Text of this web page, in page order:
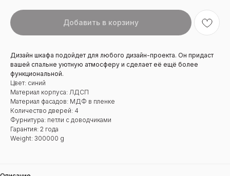
Добавить в корзину
Дизайн шкафа подойдет для любого дизайн-проекта. Он придаст
вашей спальне уютную атмосферу и сделает её ещё более
функциональной.
Цвет: синий
Материал корпуса: ЛДСП
Материал фасадов: МДФ в пленке
Количество дверей: 4
Фурнитура: петли с доводчиками
Гарантия: 2 года
Weight: 300000 g